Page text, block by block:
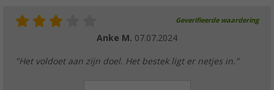
Geverifieerde waardering
Anke M. 07.07.2024
"Het voldoet aan zijn doel. Het bestek ligt er netjes in."